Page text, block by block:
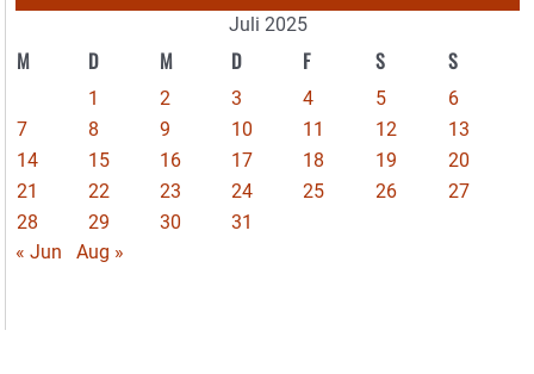
Juli 2025
M D M D F S S
1 2 3 4 5
6
7
8 9 10 11 12
13
14
15 16 17 18 19
20
21
22 23 24 25 26
27
28
29 30
31
« Jun
Aug »